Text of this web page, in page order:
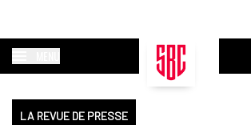
LA REVUE DE PRESSE